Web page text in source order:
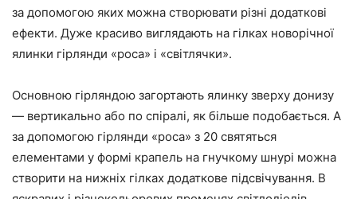
за допомогою яких можна створювати різні додаткові
ефекти. Дуже красиво виглядають на гілках новорічної
ялинки гірлянди «роса» і «світлячки».
Основною гірляндою загортають ялинку зверху донизу
— вертикально або по спіралі, як більше подобається. А
за допомогою гірлянди «роса» з 20 святяться
елементами у формі крапель на гнучкому шнурі можна
створити на нижніх гілках додаткове підсвічування. В